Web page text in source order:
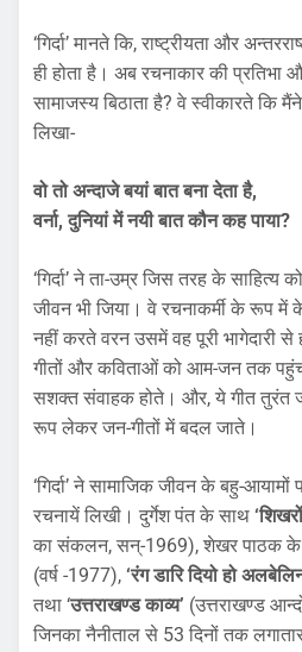
‘गिर्दा’ मानते कि, राष्ट्रीयता और
ही होता है। अब रचनाकार की प्रतिभा
सामाजस्य बिठाता है? वे स्वीकारते कि
लिखा-
वो तो अन्दाजे बयां बात बना देता है,
वर्ना, दुनियां में नयी बात कौन कह पाया?
‘गिर्दा’ ने ता-उम्र जिस तरह के
जीवन भी जिया। वे रचनाकर्मी के रूप में
नहीं करते वरन उसमें वह पूरी भागेदारी
गीतों और कविताओं को आम-जन तक
सशक्त संवाहक होते। और, ये गीत तुरंत
रूप लेकर जन-गीतों में बदल जाते।
‘गिर्दा’ ने सामाजिक जीवन के बहु-
रचनायें लिखी। दुर्गेश पंत के साथ
का संकलन, सन्-1969), शेखर पाठक
(वर्ष -1977), ‘रंग डारि दियो हो
तथा ‘उत्तराखण्ड काव्य’ (उत्तराखण्ड
जिनका नैनीताल से 53 दिनों तक